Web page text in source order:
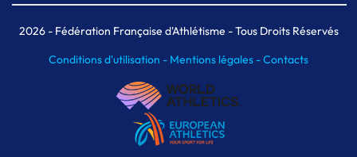
Meeting de Paris indoor
MAIF Ekiden de Paris
2026- Fédération Française d'Athlétisme - Tous Droits Réservés
Conditions d'utilisation - Mentions légales -Contacts